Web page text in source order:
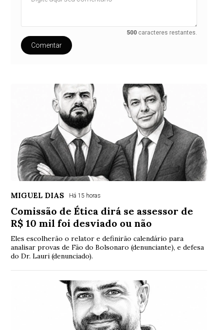
500 caracteres restantes.
Comentar
MIGUEL DIAS Há 15 horas
Comissão de Ética dirá se assessor de
R$ 10 mil foi desviado ou não
Eles escolherão o relator e definirão calendário para
analisar provas de Fão do Bolsonaro (denunciante), e defesa
do Dr. Lauri (denunciado).